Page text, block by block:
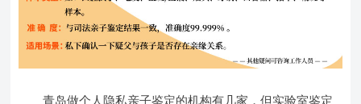
青岛做个人隐私亲子鉴定的机构有几家，但实验室鉴定